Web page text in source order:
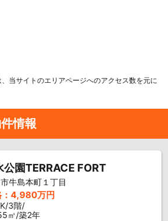
当サイトのエリアページへのアクセス数を元に
情報
公園TERRACE FORT
牛島本町１丁目
：4,980万円
3階/
㎡/築2年